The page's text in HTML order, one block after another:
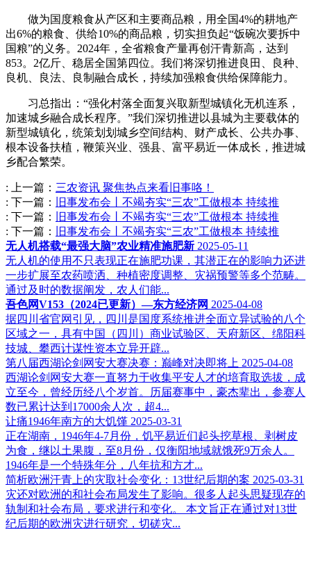
做为国度粮食从产区和主要商品粮，用全国4%的耕地产
出6%的粮食、供给10%的商品粮，切实担负起“饭碗次要拆中
国粮”的义务。2024年，全省粮食产量再创汗青新高，达到
853。2亿斤、稳居全国第四位。我们将深切推进良田、良种、
良机、良法、良制融合成长，持续加强粮食供给保障能力。
习总指出：“强化村落全面复兴取新型城镇化无机连系，
加速城乡融合成长程序。”我们深切推进以县城为主要载体的
新型城镇化，统策划划城乡空间结构、财产成长、公共办事、
根本设备扶植，鞭策兴业、强县、富平易近一体成长，推进城
乡配合繁荣。
: 上一篇： 三农资讯 聚焦热点来看旧事咯！
: 下一篇：
旧事发布会丨不竭夯实“三农”工做根本 持续推
: 下一篇：
旧事发布会丨不竭夯实“三农”工做根本 持续推
: 下一篇：
旧事发布会丨不竭夯实“三农”工做根本 持续推
无人机搭载“最强大脑”农业精准施肥新 2025-05-11
无人机的使用不只表现正在施肥功课，其潜正在的影响力还进
一步扩展至农药喷洒、种植密度调整、灾祸预警等多个范畴。
通过及时的数据阐发，农人们能...
吾色网V153（2024已更新）—东方经济网 2025-04-08
据四川省官网引见，四川是国度系统推进全面立异试验的八个
区域之一，具有中国（四川）商业试验区、天府新区、绵阳科
技城、攀西计谋性资本立异开辟...
第八届西湖论剑网安大赛决赛：巅峰对决即将上 2025-04-08
西湖论剑网安大赛一直努力于收集平安人才的培育取选拔，成
立至今，曾经历经八个岁首。历届赛事中，豪杰辈出，参赛人
数已累计达到17000余人次，超4...
让痛1946年南方的大饥馑 2025-03-31
正在湖南，1946年4-7月份，饥平易近们起头挖草根、剥树皮
为食，继以土果腹，至8月份，仅衡阳地域就饿死9万余人。
1946年是一个特殊年分，八年抗和方才...
简析欧洲汗青上的灾取社会变化：13世纪后期的案 2025-03-31
灾还对欧洲的和社会布局发生了影响。很多人起头思疑现存的
轨制和社会布局，要求进行和变化。 本文旨正在通过对13世
纪后期的欧洲灾进行研究，切磋灾...